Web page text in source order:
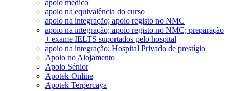
apoio medico
apoio na equivalência do curso
apoio na integração; apoio registo no NMC
apoio na integração; apoio registo no NMC; preparação
+ exame IELTS suportados pelo hospital
apoio na integração; Hospital Privado de prestígio
Apoio no Alojamento
Apoio Sénior
Apotek Online
Apotek Terpercaya